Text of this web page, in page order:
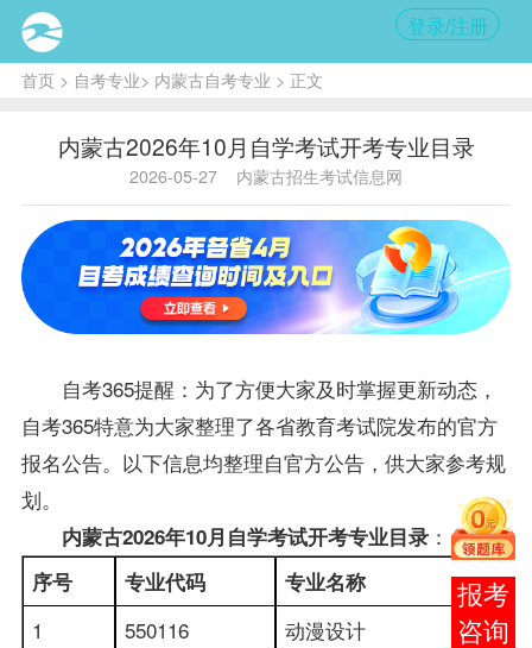
登录/注册
首页> 自考专业> 内蒙古自考专业 > 正文
内蒙古2026年10月自学考试开考专业目录
2026-05-27 内蒙古招生考试信息网
自考365提醒：为了方便大家及时掌握更新动态，
自考365特意为大家整理了各省教育考试院发布的官方
报名公告。以下信息均整理自官方公告，供大家参考规
划。
内蒙古2026年10月自学考试开考专业目录：
序号 专业代码 专业名称
1 550116
动漫设计
在线
客服